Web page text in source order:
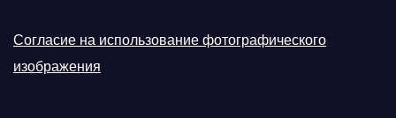
Согласие на использование фотографического
изображения